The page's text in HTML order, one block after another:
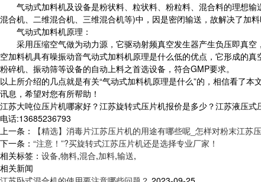
气动式加料机及设备是粉状料、粒状料、粉粒料、混合料的理想
混合机、二维混合机、三维混合机等)中，因是密闭输送，故解决了加
气动式加料机原理：
采用压缩空气做为动力源，它驱动射频真空发生器产生负压即真
空加料机具有噪振动音气动式加料机原理是什么低的优点，它形成的
粉碎机、振动筛等设备的自动上料之首选设备，符合GMP要求。
以上所介绍的几点就是有关“气动式加料机原理是什么”的，相信看了
讯息，希望对您有所帮助！
江苏大吨位压片机哪家好？江苏旋转式压片机报价是多少？江苏液压
电话:13685236793
上一条：
【精选】消毒片江苏压片机的用途有哪些呢_怎样对粉末江苏
下一条： “注意！”?买旋转式江苏压片机还是选择专业厂家！
相关标签： 设备,物料,混合,加料,输送,
相关新闻